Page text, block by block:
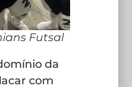
Futsal
da
com